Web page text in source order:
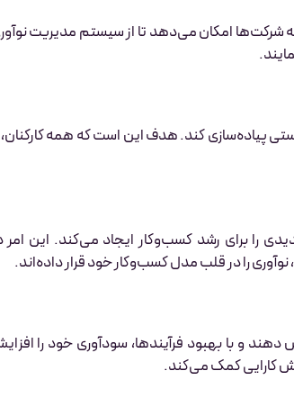
شرکت‌ها امکان می‌دهد تا از سیستم مدیریت
پیاده‌سازی کند. هدف این است که همه کارکنان،
را برای رشد کسب‌وکار ایجاد می‌کند. این امر
را در قلب مدل کسب‌وکار خود قرار داده‌اند.
و با بهبود فرآیندها، سودآوری خود را
کارایی کمک می‌کند.